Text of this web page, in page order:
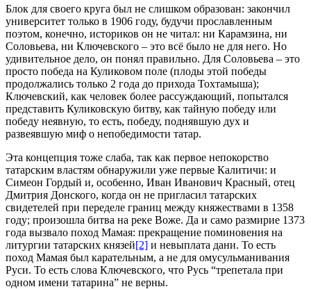
Блок для своего круга был не слишком образован: закончил
университет только в 1906 году, будучи прославленным
поэтом, конечно, историков он не читал: ни Карамзина, ни
Соловьева, ни Ключевского – это всё было не для него. Но
удивительное дело, он понял правильно. Для Соловьева – это
просто победа на Куликовом поле (плоды этой победы
продолжались только 2 года до прихода Тохтамыша);
Ключевский, как человек более рассуждающий, попытался
представить Куликовскую битву, как тайную победу или
победу неявную, то есть, победу, поднявшую дух и
развеявшую миф о непобедимости татар.
Эта концепция тоже слаба, так как первое непокорство
татарским властям обнаружили уже первые Калитичи: и
Симеон Гордый и, особенно, Иван Иванович Красный, отец
Дмитрия Донского, когда он не пригласил татарских
свидетелей при переделе границ между княжествами в 1358
году; произошла битва на реке Воже. Да и само размирие 1373
года вызвало поход Мамая: прекращение поминовения на
литургии татарских князей[2] и невыплата дани. То есть
поход Мамая был карательным, а не для омусульманивания
Руси. То есть слова Ключевского, что Русь “трепетала при
одном имени татарина” не верны.